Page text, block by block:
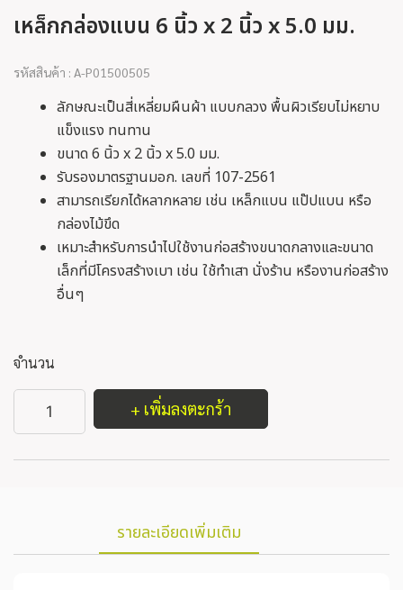
เหล็กกล่องแบน 6 นิ้ว x 2 นิ้ว x 5.0 มม.
รหัสสินค้า : A-P01500505
ลักษณะเป็นสี่เหลี่ยมผืนผ้า แบบกลวง พื้นผิวเรียบไม่หยาบ
แข็งแรง ทนทาน
ขนาด 6 นิ้ว x 2 นิ้ว x 5.0 มม.
รับรองมาตรฐานมอก. เลขที่ 107-2561
สามารถเรียกได้หลากหลาย เช่น เหล็กแบน แป๊ปแบน หรือ
กล่องไม้ขึด
เหมาะสำหรับการนำไปใช้งานก่อสร้างขนาดกลางและขนาด
เล็กที่มีโครงสร้างเบา เช่น ใช้ทำเสา นั่งร้าน หรืองานก่อสร้าง
อื่นๆ
จำนวน
+ เพิ่มลงตะกร้า
รายละเอียดเพิ่มเติม